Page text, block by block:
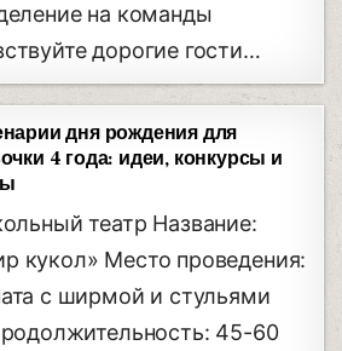
на команды
дорогие гости…
дня рождения для
4 года: идеи, конкурсы и
театр Название:
кукол» Место проведения:
с ширмой и стульями
45-60